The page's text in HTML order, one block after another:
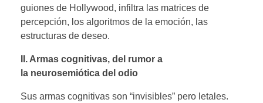
guiones de Hollywood, infiltra las matrices de
percepción, los algoritmos de la emoción, las
estructuras de deseo.
II. Armas cognitivas, del rumor a
la neurosemiótica del odio
Sus armas cognitivas son “invisibles” pero letales.